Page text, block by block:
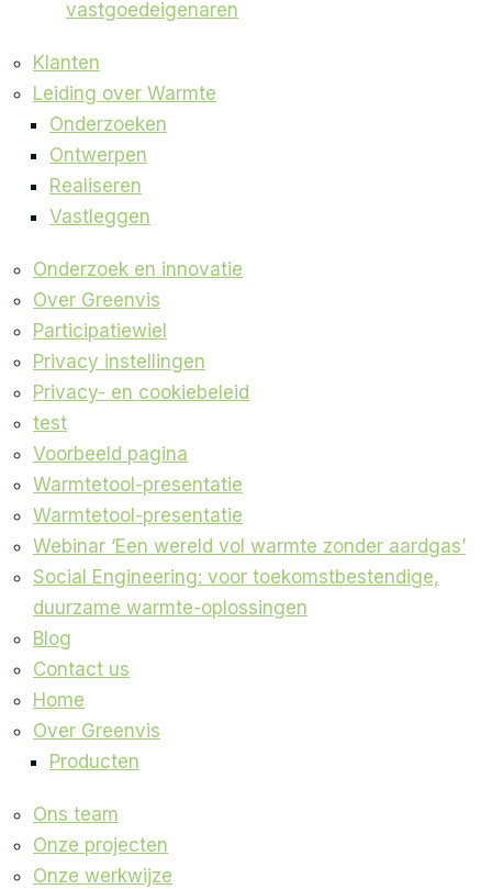
vastgoedeigenaren
Klanten
Leiding over Warmte
Onderzoeken
Ontwerpen
Realiseren
Vastleggen
Onderzoek en innovatie
Over Greenvis
Participatiewiel
Privacy instellingen
Privacy- en cookiebeleid
test
Voorbeeld pagina
Warmtetool-presentatie
Warmtetool-presentatie
Webinar ‘Een wereld vol warmte zonder aardgas’
Social Engineering: voor toekomstbestendige,
duurzame warmte-oplossingen
Blog
Contact us
Home
Over Greenvis
Producten
Ons team
Onze projecten
Onze werkwijze